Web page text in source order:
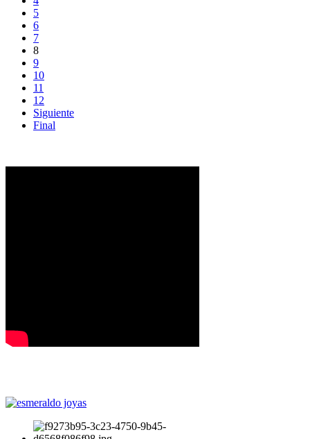
5
6
7
8
9
10
11
12
Siguiente
Final